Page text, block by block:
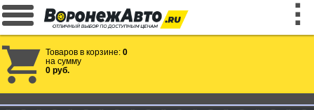
Товаров в корзине: 0
на сумму
0 руб.